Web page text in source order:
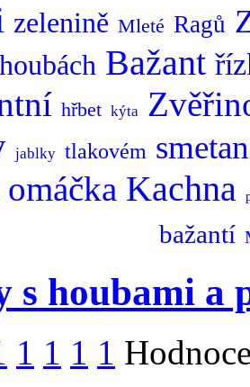
zelenině Mleté Ragů
houbách Bažant
hřbet kýta
jablky tlakovém
omáčka Kachna
bažantí
s houbami a
1 1 1 1